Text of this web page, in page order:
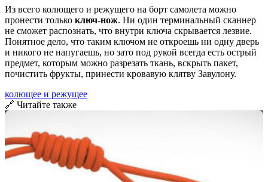
Из всего колющего и режущего на борт самолета можно
пронести только ключ-нож. Ни один терминальный сканнер
не сможет распознать, что внутри ключа скрывается лезвие.
Понятное дело, что таким ключом не откроешь ни одну дверь
и никого не напугаешь, но зато под рукой всегда есть острый
предмет, которым можно разрезать ткань, вскрыть пакет,
почистить фрукты, принести кровавую клятву Завулону.
колющее и режущее
🔗 Читайте также